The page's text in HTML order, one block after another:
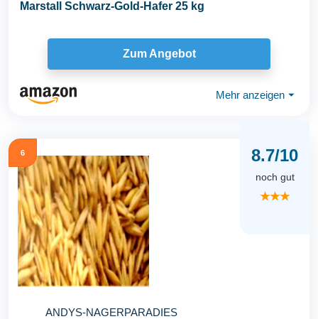
Marstall Schwarz-Gold-Hafer 25 kg
Zum Angebot
Mehr anzeigen ⏷
6
ANDYS-NAGERPARADIES
8.7/10
noch gut
★★★